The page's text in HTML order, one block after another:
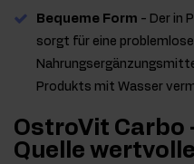
Bequeme Form - Der in
sorgt für eine
Produkts mit Wasser
OstroVit Carbo
Quelle